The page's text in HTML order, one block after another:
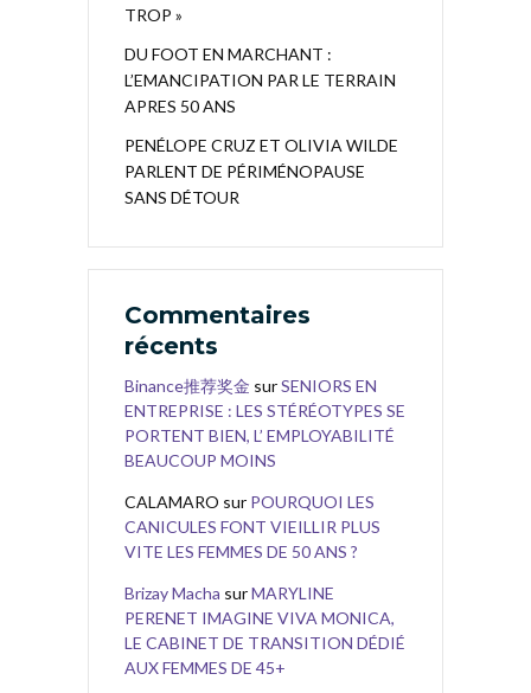
TROP »
DU FOOT EN MARCHANT :
L’EMANCIPATION PAR LE TERRAIN
APRES 50 ANS
PENÉLOPE CRUZ ET OLIVIA WILDE
PARLENT DE PÉRIMÉNOPAUSE
SANS DÉTOUR
Commentaires
récents
Binance推荐奖金 surSENIORS EN
ENTREPRISE : LES STÉRÉOTYPES SE
PORTENT BIEN, L’ EMPLOYABILITÉ
BEAUCOUP MOINS
CALAMARO sur POURQUOI LES
CANICULES FONT VIEILLIR PLUS
VITE LES FEMMES DE 50 ANS ?
Brizay Macha surMARYLINE
PERENET IMAGINE VIVA MONICA,
LE CABINET DE TRANSITION DÉDIÉ
AUX FEMMES DE 45+